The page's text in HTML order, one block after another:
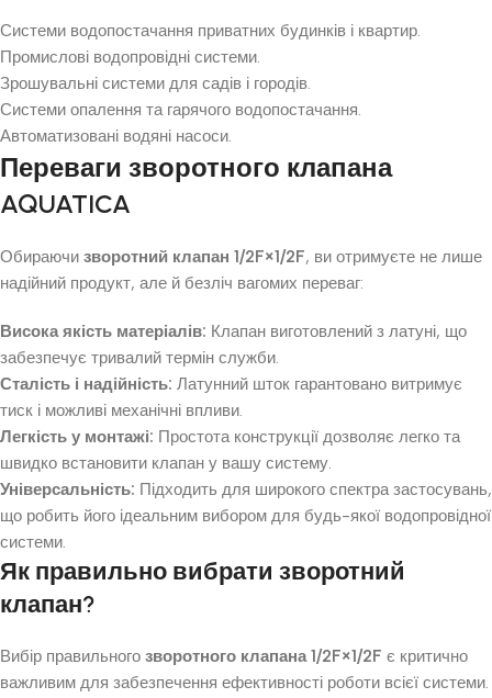
Системи водопостачання приватних будинків і квартир.
Промислові водопровідні системи.
Зрошувальні системи для садів і городів.
Системи опалення та гарячого водопостачання.
Автоматизовані водяні насоси.
Переваги зворотного клапана
AQUATICA
Обираючи зворотний клапан 1/2F×1/2F, ви отримуєте не лише
надійний продукт, але й безліч вагомих переваг:
Висока якість матеріалів: Клапан виготовлений з латуні, що
забезпечує тривалий термін служби.
Сталість і надійність: Латунний шток гарантовано витримує
тиск і можливі механічні впливи.
Легкість у монтажі: Простота конструкції дозволяє легко та
швидко встановити клапан у вашу систему.
Універсальність: Підходить для широкого спектра застосувань,
що робить його ідеальним вибором для будь-якої водопровідної
системи.
Як правильно вибрати зворотний
клапан?
Вибір правильного зворотного клапана 1/2F×1/2F є критично
важливим для забезпечення ефективності роботи всієї системи.